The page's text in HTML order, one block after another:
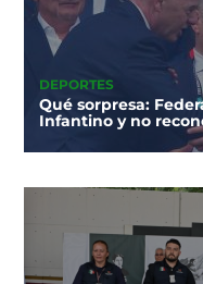
DEPORTES
Qué sorpresa:
Infantino y no